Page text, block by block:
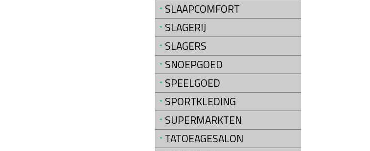
SLAAPCOMFORT
SLAGERIJ
SLAGERS
SNOEPGOED
SPEELGOED
SPORTKLEDING
SUPERMARKTEN
TATOEAGESALON